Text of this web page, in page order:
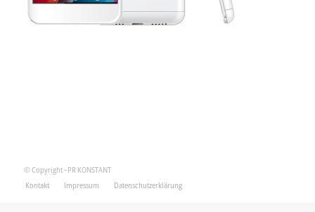
© Copyright - PR KONSTANT
Kontakt
Impressum Datenschutzerklärung